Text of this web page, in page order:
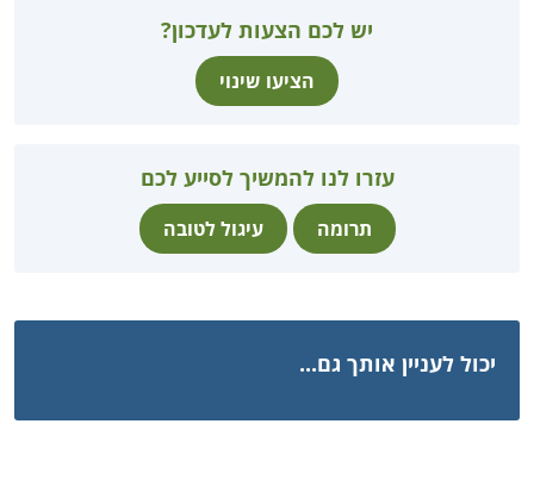
יש לכם הצעות לעדכון?
הציעו שינוי
עזרו לנו להמשיך לסייע לכם
תרומה עיגול לטובה
יכול לעניין אותך גם...